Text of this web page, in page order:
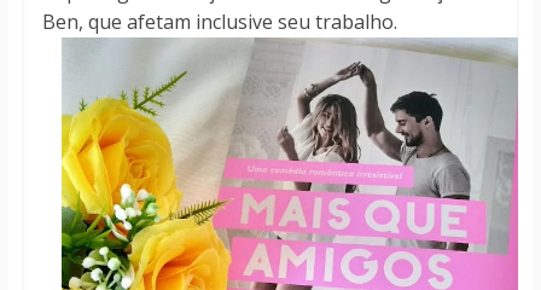
Ben, que afetam inclusive seu trabalho.